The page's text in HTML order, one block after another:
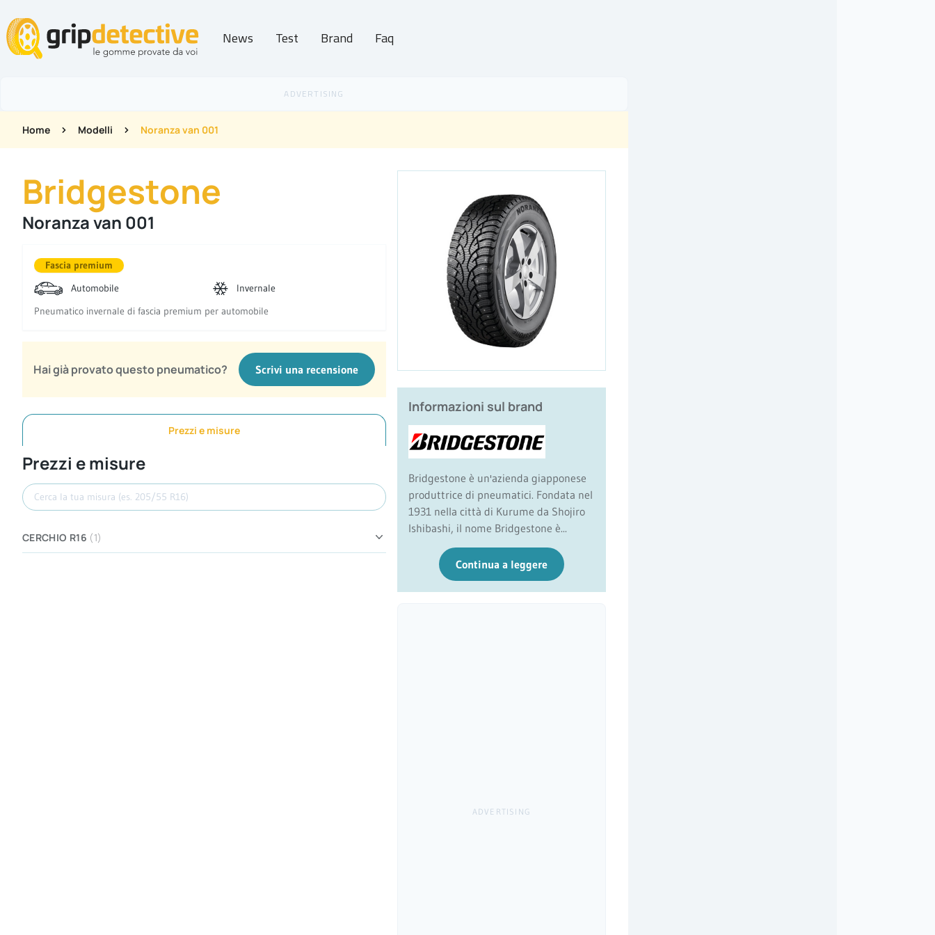
GripDetective News Test Brand Faq
Home Modelli Noranza van 001
Bridgestone
Noranza van 001
Fascia premium
Automobile
Invernale
Pneumatico invernale di fascia premium per automobile
Hai già provato questo pneumatico? Scrivi una recensione
Informazioni sul brand
Bridgestone è un'azienda giapponese
produttrice di pneumatici. Fondata nel
1931 nella città di Kurume da Shojiro
Ishibashi, il nome Bridgestone è...
Continua a leggere
Prezzi e misure
Prezzi e misure
Cerca misura
CERCHIO R16 (1)